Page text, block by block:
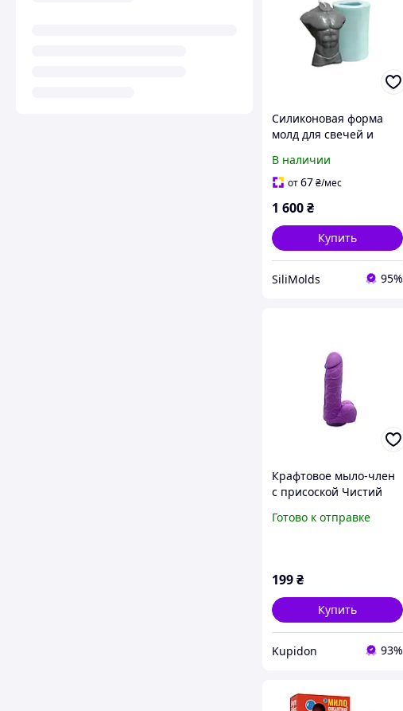
Силиконовая форма
молд для свечей и
трусах 15 см
В наличии
от67₴/мес
1 600₴
Купить
SiliMolds 95%
Крафтовое мыло-член
с присоской Чистий
натуральное
Готово к отправке
199₴
Купить
Kupidon 93%